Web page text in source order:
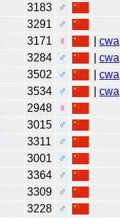
3183
♂
3291
♂
3171 ♀ |cwa
3284 ♂ |cwa
3502 ♂ |cwa
3534 ♂ |cwa
2948
♀
3015
♂
3311
♂
3001
♂
3364
♂
3309
♂
3228
♂